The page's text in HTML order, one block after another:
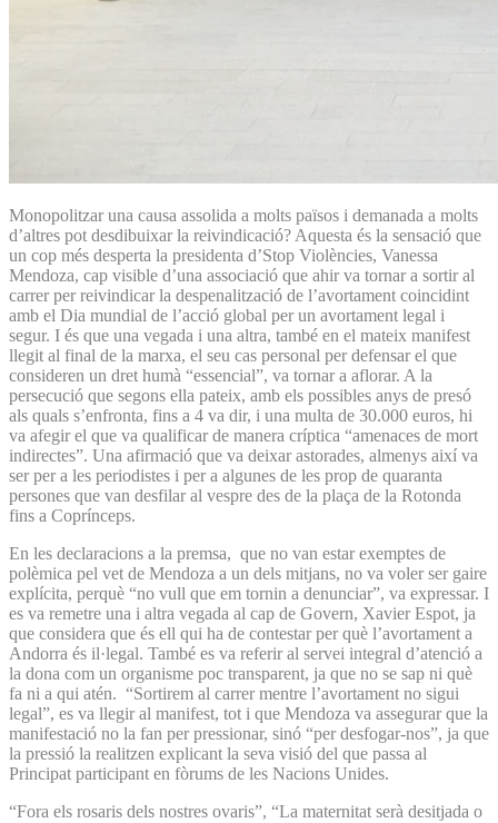
Monopolitzar una causa assolida a molts països i demanada a molts
d’altres pot desdibuixar la reivindicació? Aquesta és la sensació que
un cop més desperta la presidenta d’Stop Violències, Vanessa
Mendoza, cap visible d’una associació que ahir va tornar a sortir al
carrer per reivindicar la despenalització de l’avortament coincidint
amb el Dia mundial de l’acció global per un avortament legal i
segur. I és que una vegada i una altra, també en el mateix manifest
llegit al final de la marxa, el seu cas personal per defensar el que
consideren un dret humà “essencial”, va tornar a aflorar. A la
persecució que segons ella pateix, amb els possibles anys de presó
als quals s’enfronta, fins a 4 va dir, i una multa de 30.000 euros, hi
va afegir el que va qualificar de manera críptica “amenaces de mort
indirectes”. Una afirmació que va deixar astorades, almenys així va
ser per a les periodistes i per a algunes de les prop de quaranta
persones que van desfilar al vespre des de la plaça de la Rotonda
fins a Coprínceps.
En les declaracions a la premsa, que no van estar exemptes de
polèmica pel vet de Mendoza a un dels mitjans, no va voler ser gaire
explícita, perquè “no vull que em tornin a denunciar”, va expressar. I
es va remetre una i altra vegada al cap de Govern, Xavier Espot, ja
que considera que és ell qui ha de contestar per què l’avortament a
Andorra és il·legal. També es va referir al servei integral d’atenció a
la dona com un organisme poc transparent, ja que no se sap ni què
fa ni a qui atén. “Sortirem al carrer mentre l’avortament no sigui
legal”, es va llegir al manifest, tot i que Mendoza va assegurar que la
manifestació no la fan per pressionar, sinó “per desfogar-nos”, ja que
la pressió la realitzen explicant la seva visió del que passa al
Principat participant en fòrums de les Nacions Unides.
“Fora els rosaris dels nostres ovaris”, “La maternitat serà desitjada o